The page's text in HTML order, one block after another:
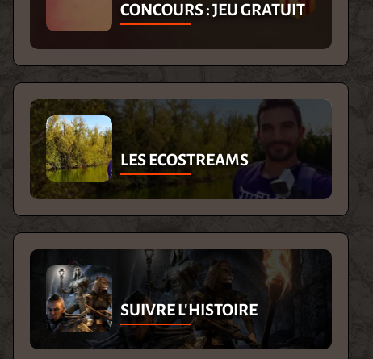
CONCOURS : JEU GRATUIT
LES ECOSTREAMS
SUIVRE L'HISTOIRE